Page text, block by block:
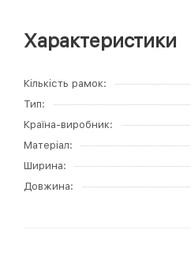
Характеристики
Кількість рамок
Тип
Країна-виробник
Матеріал
Ширина
Довжина